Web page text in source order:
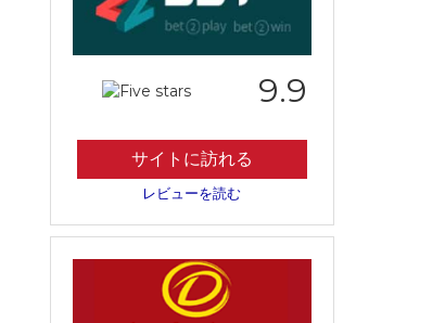
9.9
サイトに訪れる
レビューを読む